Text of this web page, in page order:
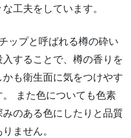
工夫をしています。
ップと呼ばれる樽の砕い
することで、樽の香りを
も衛生面に気をつけやす
また色についても色素
のある色にしたりと品質
ません。